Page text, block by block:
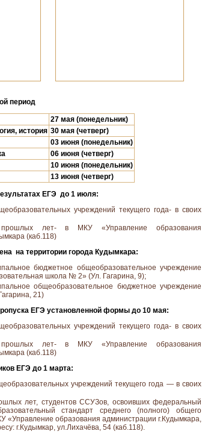
период
27 мая (понедельник)
история 30 мая (четверг)
03 июня (понедельник)
06 июня (четверг)
10 июня (понедельник)
13 июня (четверг)
ЕГЭ до 1 июля:
учреждений текущего года- в своих
прошлых лет- в МКУ «Управление образования
(каб.118)
на территории города Кудымкара:
бюджетное общеобразовательное учреждение
школа № 2» (Ул. Гагарина, 9);
общеобразовательное бюджетное учреждение
21)
ЕГЭ установленной формы до 10 мая:
учреждений текущего года- в своих
прошлых лет- в МКУ «Управление образования
(каб.118)
ЕГЭ до 1 марта:
учреждений текущего года — в своих
лет, студентов ССУЗов, освоивших федеральный
стандарт среднего (полного) общего
образования администрации г.Кудымкара,
г.Кудымкар, ул.Лихачёва, 54 (каб.118).